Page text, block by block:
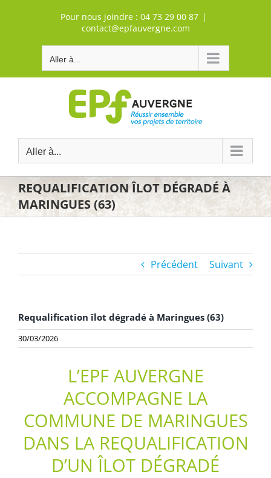
Pour nous joindre : 04 73 29 00 87 |
contact@epfauvergne.com
Aller à...
Aller à...
REQUALIFICATION ÎLOT DÉGRADÉ À
MARINGUES (63)
Précédent Suivant
Requalification îlot dégradé à Maringues (63)
30/03/2026
L’EPF AUVERGNE
ACCOMPAGNE LA
COMMUNE DE MARINGUES
DANS LA REQUALIFICATION
D’UN ÎLOT DÉGRADÉ